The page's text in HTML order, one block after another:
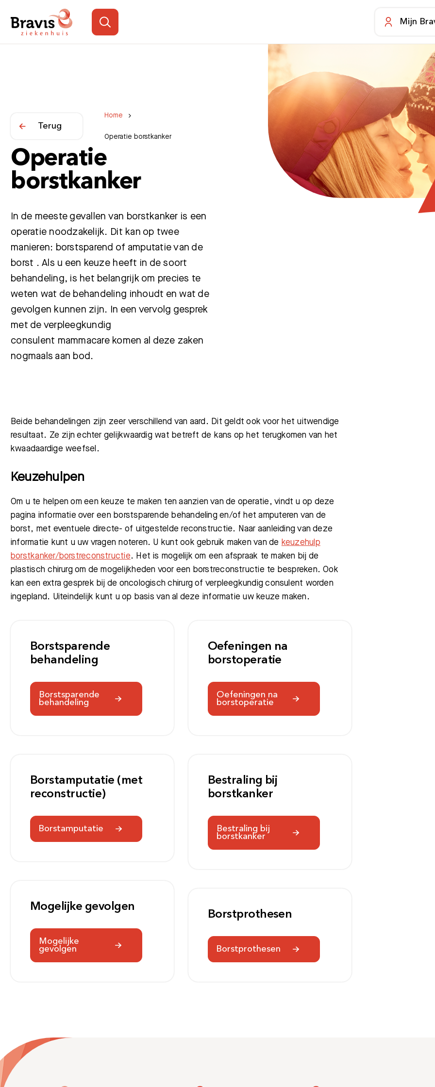
Mijn
Bezoektijden
Home
Operatie borstkanker
Terug
Operatie
borstkanker
In de meeste gevallen van borstkanker is een
operatie noodzakelijk. Dit kan op twee
manieren: borstsparend of amputatie van de
borst . Als u een keuze heeft in de soort
behandeling, is het belangrijk om precies te
weten wat de behandeling inhoudt en wat de
gevolgen kunnen zijn. In een vervolg gesprek
met de verpleegkundig
consulent mammacare komen al deze zaken
nogmaals aan bod.
Beide behandelingen zijn zeer verschillend van aard. Dit geldt ook voor het uitwendige
resultaat. Ze zijn echter gelijkwaardig wat betreft de kans op het terugkomen van het
kwaadaardige weefsel.
Keuzehulpen
Om u te helpen om een keuze te maken ten aanzien van de operatie, vindt u op deze
pagina informatie over een borstsparende behandeling en/of het amputeren van de
borst, met eventuele directe- of uitgestelde reconstructie. Naar aanleiding van deze
informatie kunt u uw vragen noteren. U kunt ook gebruik maken van de keuzehulp
borstkanker/borstreconstructie. Het is mogelijk om een afspraak te maken bij de
plastisch chirurg om de mogelijkheden voor een borstreconstructie te bespreken. Ook
kan een extra gesprek bij de oncologisch chirurg of verpleegkundig consulent worden
ingepland. Uiteindelijk kunt u op basis van al deze informatie uw keuze maken.
Borstsparende
behandeling
Borstsparende
behandeling
Borstamputatie (met
reconstructie)
Borstamputatie
Mogelijke gevolgen
Mogelijke
gevolgen
Oefeningen na
borstoperatie
Oefeningen na
borstoperatie
Bestraling bij
borstkanker
Bestraling bij
borstkanker
Borstprothesen
Borstprothesen